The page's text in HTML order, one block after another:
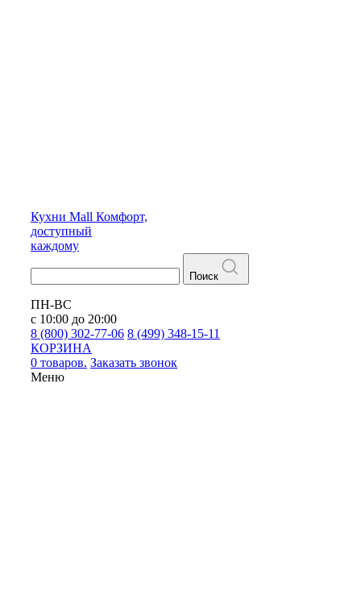
Кухни Mall Комфорт,
доступный
каждому
Поиск
ПН-ВС
с 10:00 до 20:00
8 (800) 302-77-06 8 (499) 348-15-11
КОРЗИНА
0 товаров. Заказать звонок
Меню